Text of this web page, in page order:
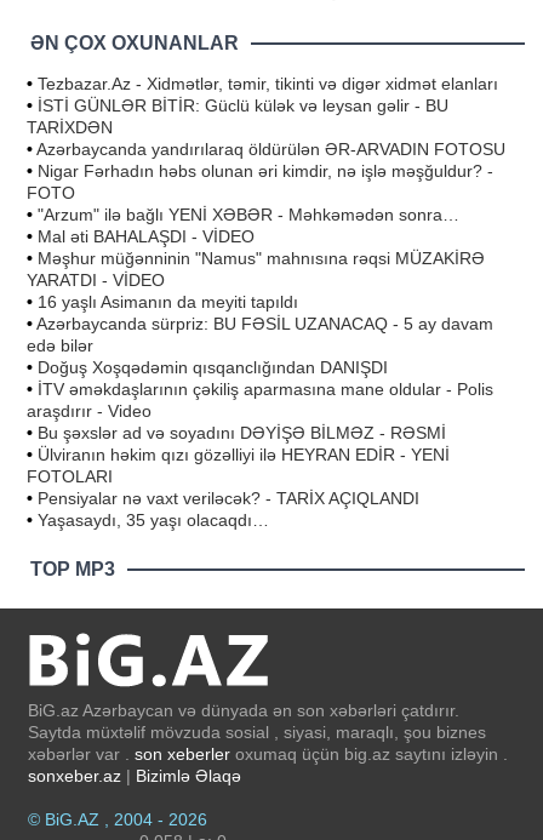
ƏN ÇOX OXUNANLAR
• Tezbazar.Az - Xidmətlər, təmir, tikinti və digər xidmət elanları
• İSTİ GÜNLƏR BİTİR: Güclü külək və leysan gəlir - BU
TARİXDƏN
•Azərbaycanda yandırılaraq öldürülən ƏR-ARVADIN FOTOSU
• Nigar Fərhadın həbs olunan əri kimdir, nə işlə məşğuldur? -
FOTO
• "Arzum" ilə bağlı YENİ XƏBƏR - Məhkəmədən sonra…
• Mal əti BAHALAŞDI - VİDEO
• Məşhur müğənninin "Namus" mahnısına rəqsi MÜZAKİRƏ
YARATDI - VİDEO
• 16 yaşlı Asimanın da meyiti tapıldı
•Azərbaycanda sürpriz: BU FƏSİL UZANACAQ - 5 ay davam
edə bilər
• Doğuş Xoşqədəmin qısqanclığından DANIŞDI
• İTV əməkdaşlarının çəkiliş aparmasına mane oldular - Polis
araşdırır - Video
• Bu şəxslər ad və soyadını DƏYİŞƏ BİLMƏZ - RƏSMİ
• Ülviranın həkim qızı gözəlliyi ilə HEYRAN EDİR - YENİ
FOTOLARI
• Pensiyalar nə vaxt veriləcək? - TARİX AÇIQLANDI
• Yaşasaydı, 35 yaşı olacaqdı…
TOP MP3
BiG.az Azərbaycan və dünyada ən son xəbərləri çatdırır.
Saytda müxtəlif mövzuda sosial , siyasi, maraqlı, şou biznes
xəbərlər var . son xeberler oxumaq üçün big.az saytını izləyin .
sonxeber.az | Bizimlə Əlaqə
© BiG.AZ , 2004 - 2026